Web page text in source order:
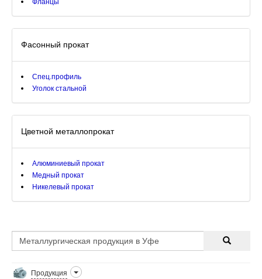
Фланцы
Фасонный прокат
Спец.профиль
Уголок стальной
Цветной металлопрокат
Алюминиевый прокат
Медный прокат
Никелевый прокат
Продукция